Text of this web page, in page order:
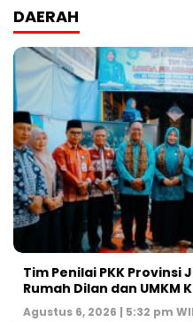
DAERAH
Tim Penilai PKK Provinsi
Rumah Dilan dan UMKM
Agustus 6, 2026 | 5:32 pm